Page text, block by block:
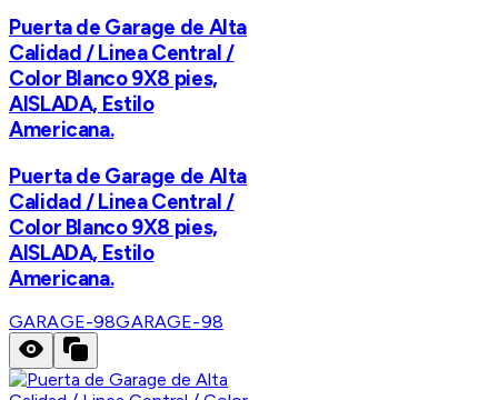
Puerta de Garage de Alta
Calidad / Linea Central /
Color Blanco 9X8 pies,
AISLADA, Estilo
Americana.
Puerta de Garage de Alta
Calidad / Linea Central /
Color Blanco 9X8 pies,
AISLADA, Estilo
Americana.
GARAGE-98GARAGE-98